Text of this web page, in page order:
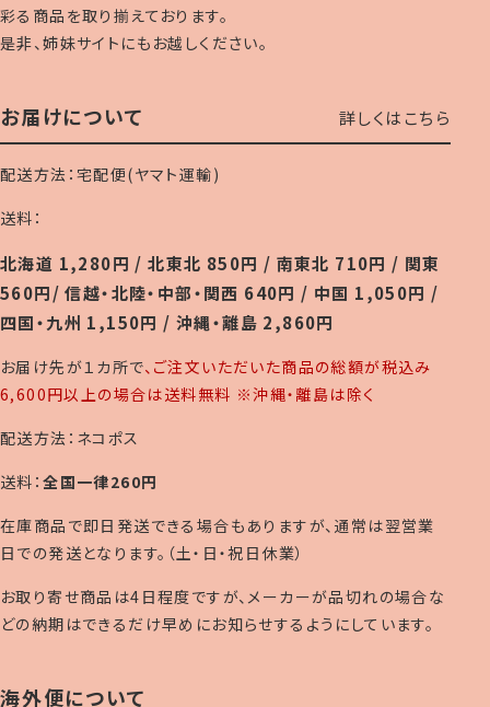
彩る商品を取り揃えております。
是非、姉妹サイトにもお越しください。
お届けについて 詳しくはこちら
配送方法：宅配便(ヤマト運輸)
送料：
北海道 1,280円 / 北東北 850円 / 南東北 710円 / 関東
560円/ 信越・北陸・中部・関西 640円 / 中国 1,050円 /
四国・九州 1,150円 / 沖縄・離島 2,860円
お届け先が１カ所で、ご注文いただいた商品の総額が税込み
6,600円以上の場合は送料無料 ※沖縄・離島は除く
配送方法：ネコポス
送料：全国一律260円
在庫商品で即日発送できる場合もありますが、通常は翌営業
日での発送となります。（土・日・祝日休業）
お取り寄せ商品は4日程度ですが、メーカーが品切れの場合な
どの納期はできるだけ早めにお知らせするようにしています。
海外便について